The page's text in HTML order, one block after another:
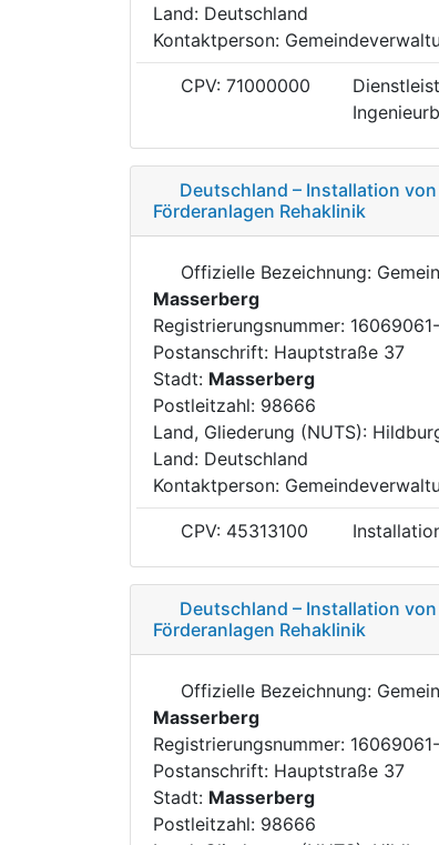
Land: Deutschland
Kontaktperson:
CPV: 71000000
Deutschland – Installation
Förderanlagen Rehaklinik
Offizielle Bezeichnung:
Masserberg
Registrierungsnummer:
Postanschrift: Hauptstraße 37
Stadt: Masserberg
Postleitzahl: 98666
Land, Gliederung (NUTS):
Land: Deutschland
Kontaktperson:
CPV: 45313100
Deutschland – Installation
Förderanlagen Rehaklinik
Offizielle Bezeichnung:
Masserberg
Registrierungsnummer:
Postanschrift: Hauptstraße 37
Stadt: Masserberg
Postleitzahl: 98666